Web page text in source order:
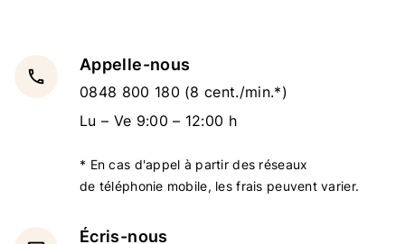
local_phone
Appelle-nous
0848 800 180 (8 cent./min.*)
Lu – Ve 9:00 – 12:00 h
* En cas d'appel à partir des réseaux
de téléphonie mobile, les frais peuvent varier.
Écris-nous